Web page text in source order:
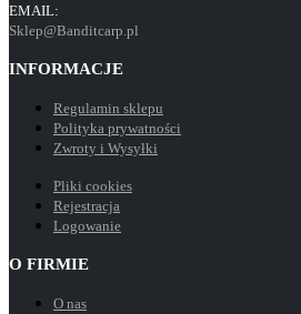
EMAIL:
Sklep@Banditcarp.pl
INFORMACJE
Regulamin sklepu
Polityka prywatności
Zwroty i Wysyłki
Pliki cookies
Rejestracja
Logowanie
O FIRMIE
O nas